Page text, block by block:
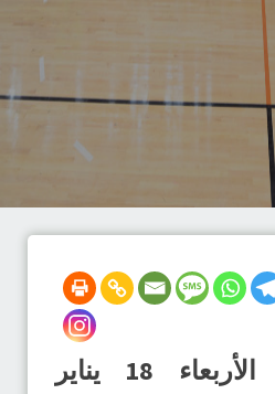
اختتمت اليوم الأربعاء 18 يناير